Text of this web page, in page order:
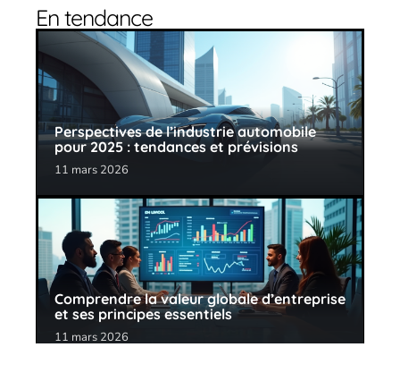
En tendance
Perspectives de l’industrie automobile
pour 2025 : tendances et prévisions
11 mars 2026
Comprendre la valeur globale d’entreprise
et ses principes essentiels
11 mars 2026